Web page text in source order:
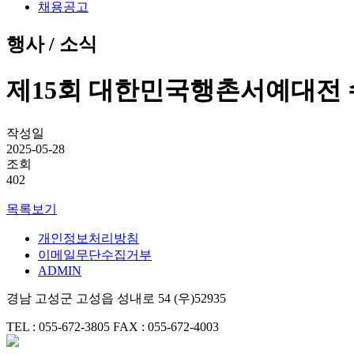
채용공고
행사 / 소식
제15회 대한민국행촌서예대전
작성일
2025-05-28
조회
402
목록보기
개인정보처리방침
이메일무단수집거부
ADMIN
경남 고성군 고성읍 성내로 54 (우)52935
TEL : 055-672-3805 FAX : 055-672-4003